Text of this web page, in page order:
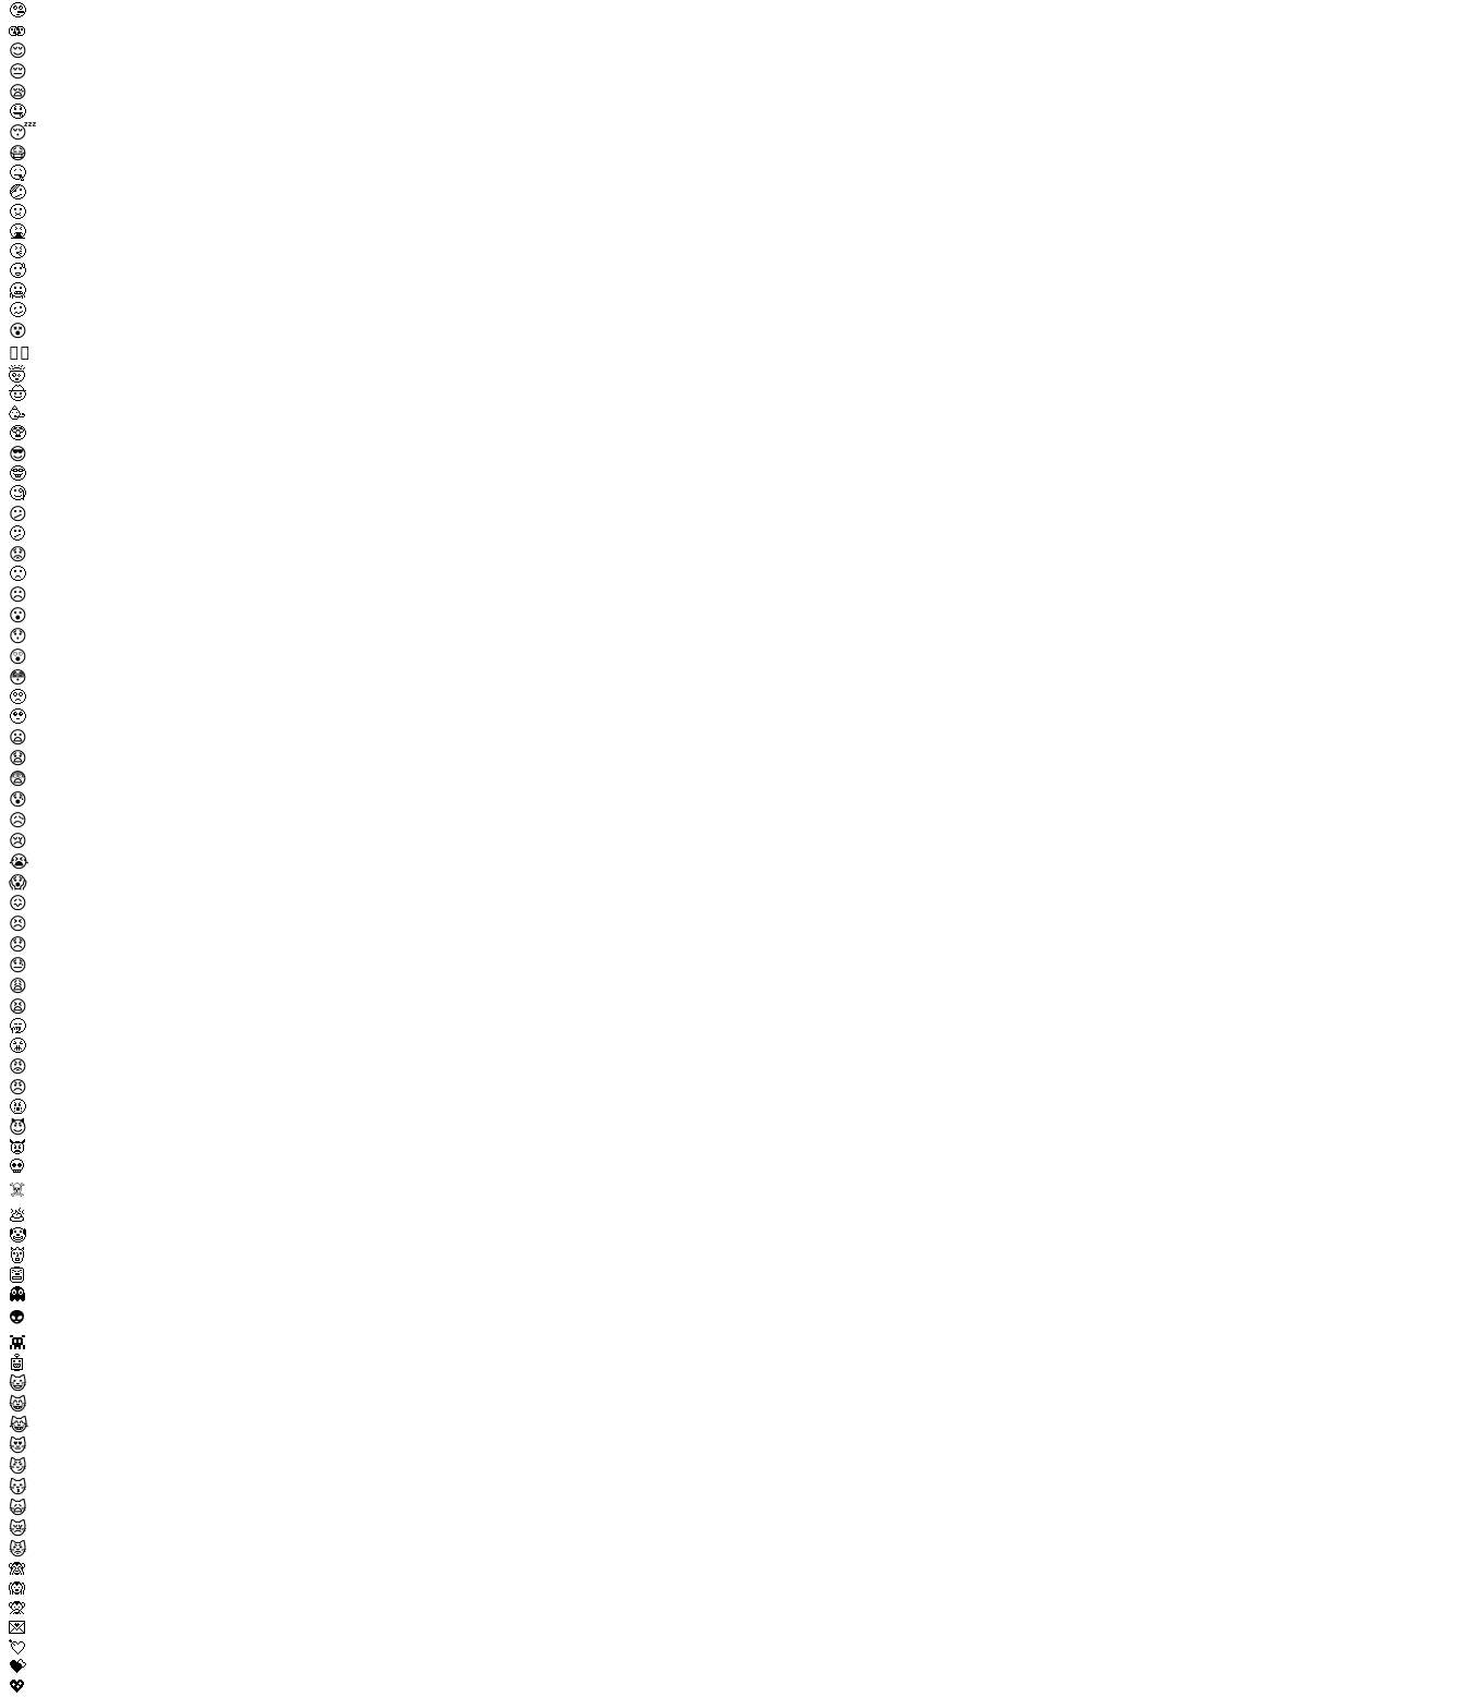
🤥
🫨
😌
😔
😪
🤤
😴
😷
🤒
🤕
🤢
🤮
🤧
🥵
🥶
🥴
😵
😵‍💫
🤯
🤠
🥳
🥸
😎
🤓
🧐
😕
🫤
😟
🙁
☹️
😮
😯
😲
😳
🥺
🥹
😦
😧
😨
😰
😥
😢
😭
😱
😖
😣
😞
😓
😩
😫
🥱
😤
😡
😠
🤬
😈
👿
💀
☠️
💩
🤡
👹
👺
👻
👽
👾
🤖
😺
😸
😹
😻
😼
😽
🙀
😿
😾
🙈
🙉
🙊
💌
💘
💝
💖